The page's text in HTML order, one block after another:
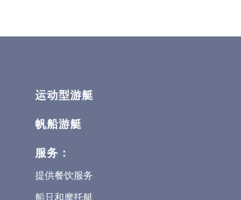
运动型游艇
帆船游艇
服务：
提供餐饮服务
船只和摩托艇